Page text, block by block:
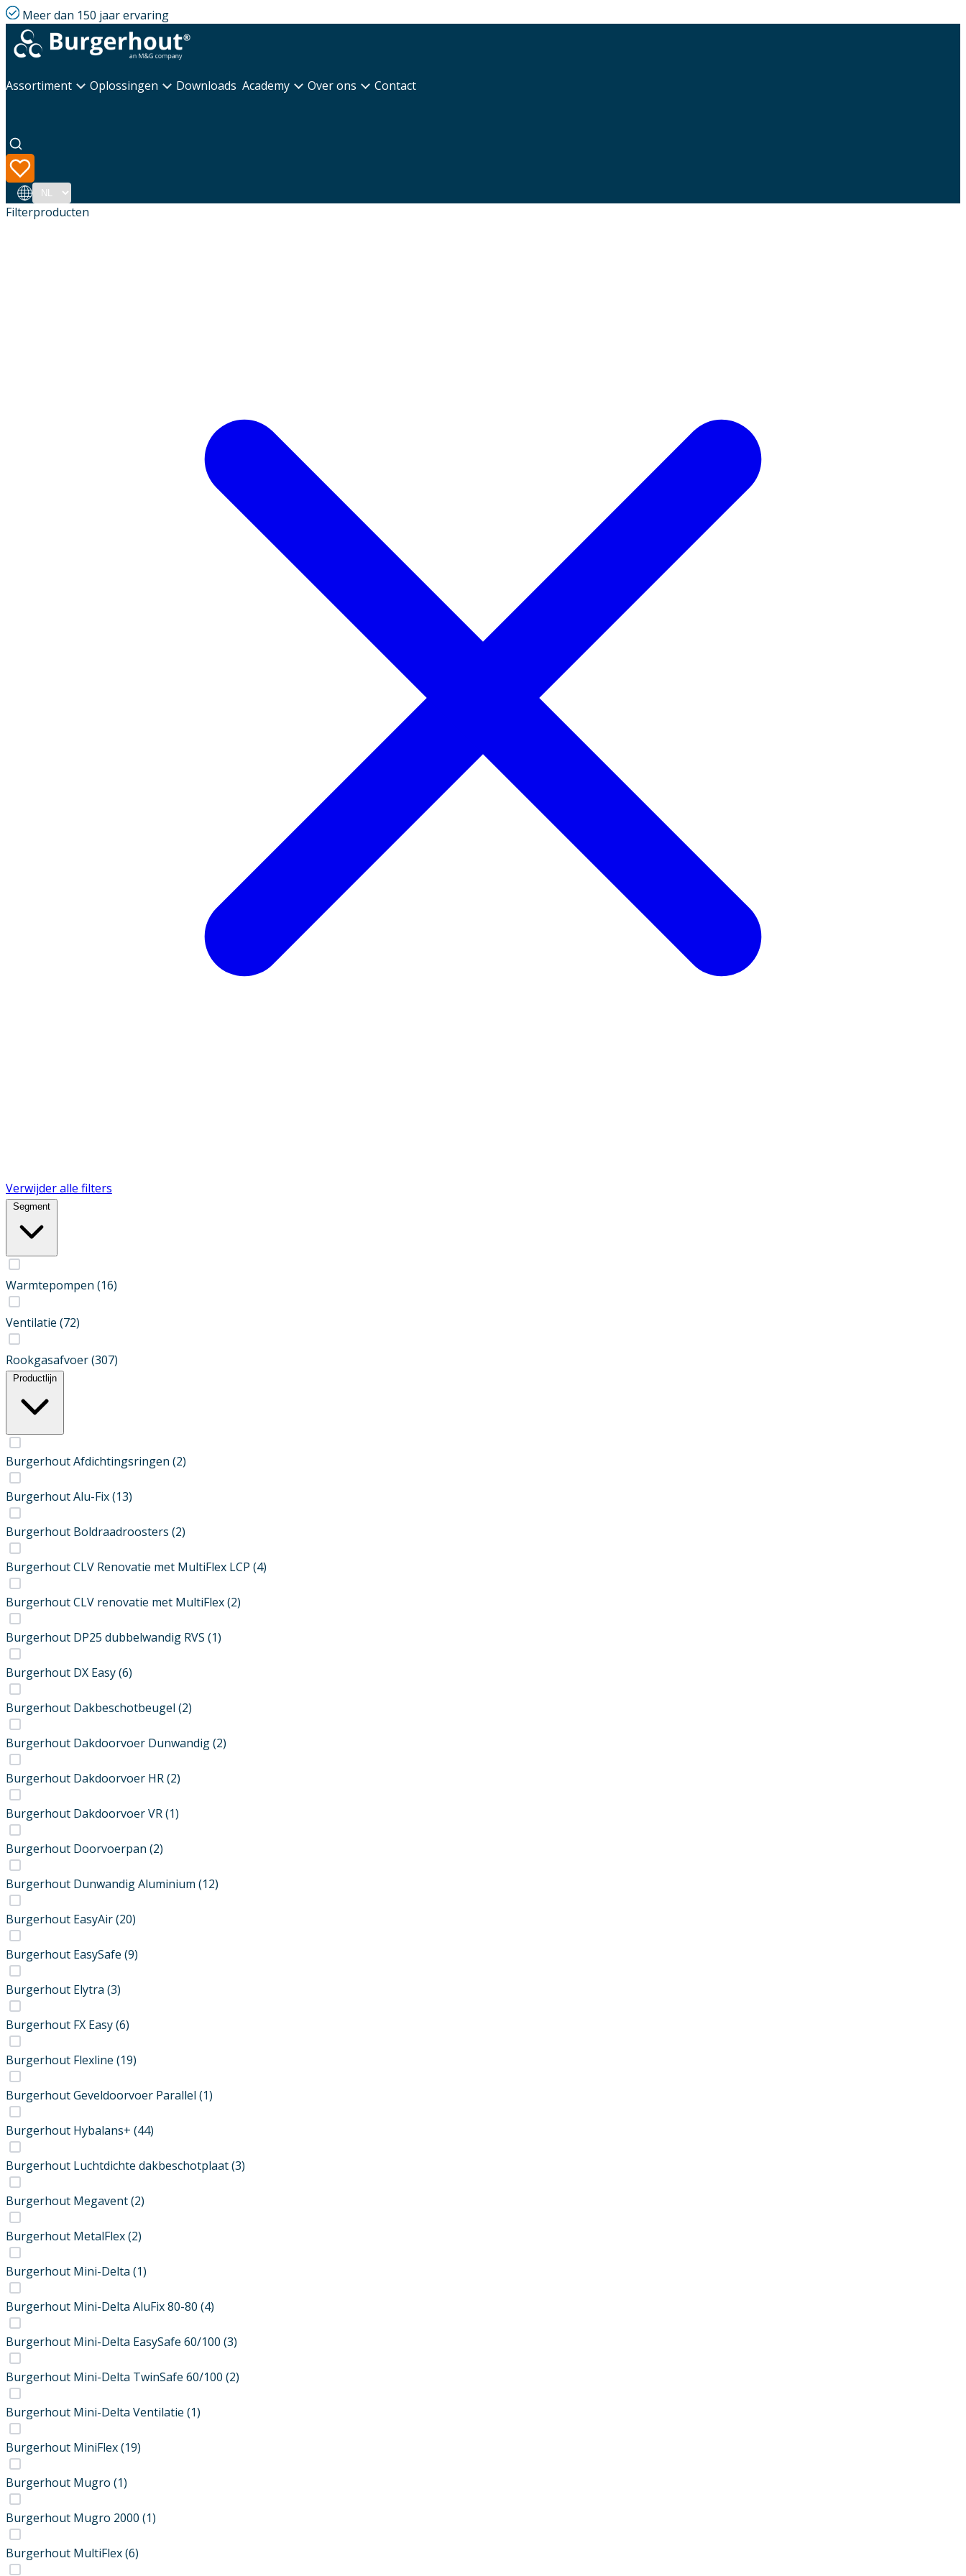
Meer dan 150 jaar ervaring
Assortiment Oplossingen Downloads Academy Over ons Contact
Taal
Filterproducten
Verwijder alle filters
Segment
Warmtepompen (16)
Ventilatie (72)
Rookgasafvoer(307)
Productlijn
Burgerhout Afdichtingsringen (2)
Burgerhout Alu-Fix(13)
Burgerhout Boldraadroosters (2)
Burgerhout CLV Renovatie met MultiFlex LCP (4)
Burgerhout CLV renovatie met MultiFlex(2)
Burgerhout DP25 dubbelwandig RVS (1)
Burgerhout DX Easy(6)
Burgerhout Dakbeschotbeugel (2)
Burgerhout Dakdoorvoer Dunwandig(2)
Burgerhout Dakdoorvoer HR(2)
Burgerhout Dakdoorvoer VR(1)
Burgerhout Doorvoerpan (2)
Burgerhout Dunwandig Aluminium (12)
Burgerhout EasyAir(20)
Burgerhout EasySafe (9)
Burgerhout Elytra (3)
Burgerhout FX Easy(6)
Burgerhout Flexline (19)
Burgerhout Geveldoorvoer Parallel (1)
Burgerhout Hybalans+ (44)
Burgerhout Luchtdichte dakbeschotplaat(3)
Burgerhout Megavent(2)
Burgerhout MetalFlex(2)
Burgerhout Mini-Delta (1)
Burgerhout Mini-Delta AluFix 80-80 (4)
Burgerhout Mini-Delta EasySafe 60/100 (3)
Burgerhout Mini-Delta TwinSafe 60/100 (2)
Burgerhout Mini-Delta Ventilatie (1)
Burgerhout MiniFlex(19)
Burgerhout Mugro (1)
Burgerhout Mugro 2000 (1)
Burgerhout MultiFlex(6)